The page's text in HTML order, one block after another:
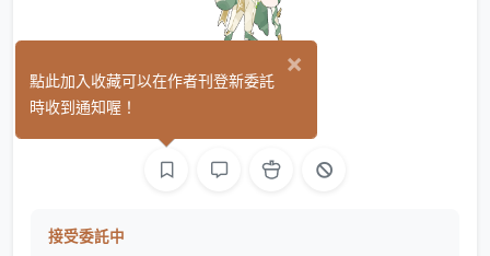
魚酥 (28)
接受委託中
×
點此加入收藏可以在作者刊登新委託
時收到通知喔！